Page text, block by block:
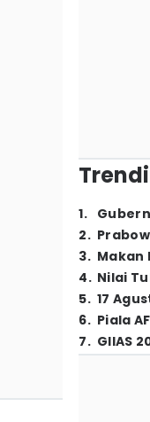
1.
2.
3. Makan
4. Nilai
5. 17
6. Piala
7. GIIAS